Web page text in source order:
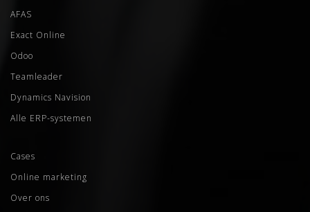
AFAS
Exact Online
Odoo
Teamleader
Dynamics Navision
Alle ERP-systemen
Cases
Online marketing
Over ons